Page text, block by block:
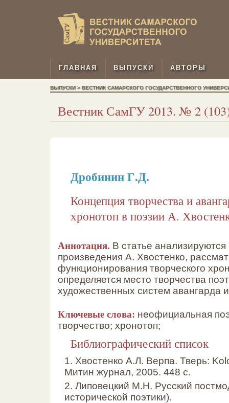
ГЛАВНАЯ ВЫПУСКИ АВТОРЫ
ВЫПУСКИ > ВЕСТНИК САМАРСКОГО ГОСУДАРСТВЕННОГО
Вестник СамГУ 2013. № 2
Дробинин Г.Д.
Концепция творчества и
хронотоп в поэзии А.
Аннотация. В статье анализируются
произведения А. Хвостенко,
функционирования творческого
определяется место творчества
художественных систем авангарда
Ключевые слова: неофициальная
творчество; хронотоп;
Библиографический список
1. Хвостенко А.Л. Верпа. Тверь:
Митин журнал, 2005. 448 с.
2. Липовецкий М.Н. Русский
исторической поэтики).